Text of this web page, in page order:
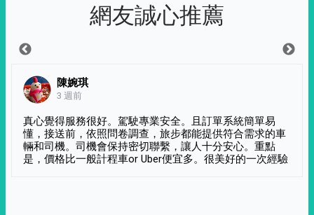
網友誠心推薦
陳婉琪
3 週前
真心覺得服務很好。駕駛專業安全。且訂單系統簡單易
懂，接送前，依照問卷調查，旅步都能提供符合需求的車
輛和司機。司機會保持密切聯繫，讓人十分安心。重點
是，價格比一般計程車or Uber便宜多。很美好的一次經驗